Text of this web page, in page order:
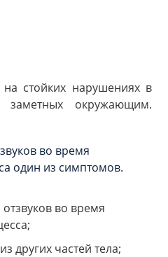
на стойких нарушениях в
заметных окружающим.
во время
один из симптомов.
во время
других частей тела;